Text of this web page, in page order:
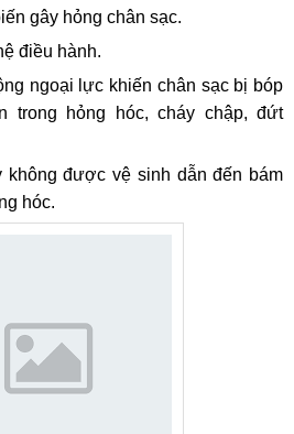
gây hỏng chân sạc.
điều hành.
ngoại lực khiến chân sạc bị bóp
trong hỏng hóc, cháy chập, đứt
không được vệ sinh dẫn đến bám
hóc.